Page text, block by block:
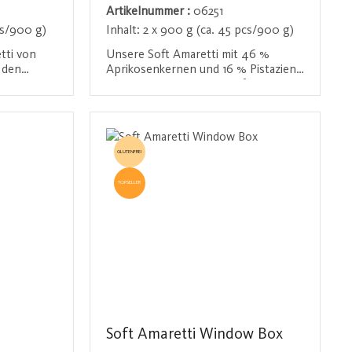
900 g)
von
%
Jahren
für
Artikelnummer : 06251
Inhalt: 2 x 900 g (ca. 45 pcs/900 g)
Unsere Soft Amaretti mit 46 %
Aprikosenkernen und 16 % Pistazien
besonderen Genuss schätzen. Die
Pistazien verleihen diesen Amaretti
nicht nur eine feine grüne Farbe,
sondern auch einen
unverwechselbaren, leicht nussigen
Geschmack. Perfekt für Genießer, die
nach dem gewissen Extra in ihrem
Anmelden / Registrieren
GLUTENFREI
TOPSELLER
Soft Amaretti Window Box